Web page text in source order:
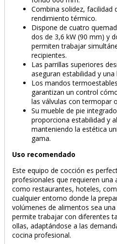
PRODUCTO
Combina solidez, facilidad
rendimiento térmico.
Dispone de cuatro
dos de 3,6 kW (90 mm) y
permiten trabajar
recipientes.
Las parrillas superiores
aseguran estabilidad y una
Los mandos
garantizan un control
las válvulas con termopar
Su mueble de pie
proporciona estabilidad y
manteniendo la estética
gama.
Uso recomendado
Este equipo de cocción es
profesionales que requieren una
como restaurantes, hoteles,
cualquier entorno donde la
volúmenes de alimentos sea
permite trabajar con diferentes
ollas, adaptándose a las
cocina profesional.